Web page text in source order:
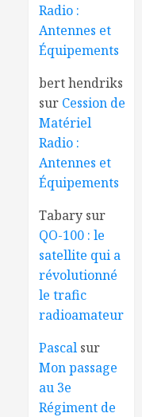
Radio :
Antennes et
Équipements
bert hendriks
sur Cession de
Matériel
Radio :
Antennes et
Équipements
Tabary sur
QO-100 : le
satellite qui a
révolutionné
le trafic
radioamateur
Pascal sur
Mon passage
au 3e
Régiment de